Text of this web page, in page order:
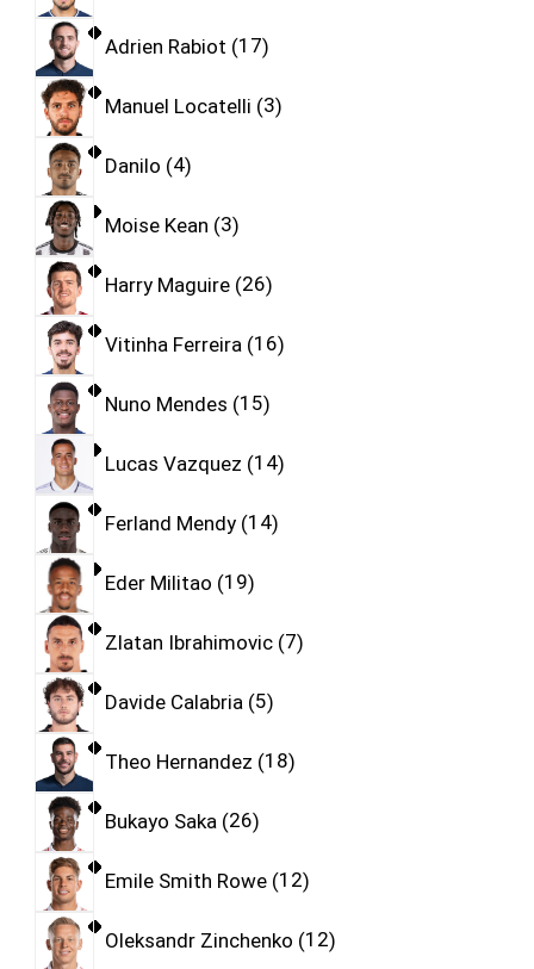
Adrien Rabiot 17
Manuel Locatelli 3
Danilo 4
Moise Kean 3
Harry Maguire 26
Vitinha Ferreira 16
Nuno Mendes 15
Lucas Vazquez 14
Ferland Mendy 14
Eder Militao 19
Zlatan Ibrahimovic 7
Davide Calabria 5
Theo Hernandez 18
Bukayo Saka 26
Emile Smith Rowe 12
Oleksandr Zinchenko 12